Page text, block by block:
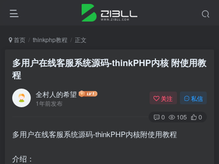
首页 thinkphp教程 正文
多用户在线客服系统源码-thinkPHP内核 附使用教
程
全村人的希望
1年前发布
关注 私信
0 105 0
多用户在线客服系统源码-thinkPHP内核附使用教程
介绍：